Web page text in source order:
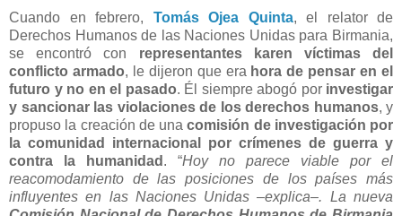
Cuando en febrero, Tomás Ojea Quinta, el relator de
Derechos Humanos de las Naciones Unidas para Birmania,
se encontró con representantes karen víctimas del
conflicto armado, le dijeron que era hora de pensar en el
futuro y no en el pasado. Él siempre abogó por investigar
y sancionar las violaciones de los derechos humanos, y
propuso la creación de unacomisión de investigación por
la comunidad internacional por crímenes de guerra y
contra la humanidad . “Hoy no parece viable por el
reacomodamiento de las posiciones de los países más
influyentes en las Naciones Unidas –explica–. La nueva